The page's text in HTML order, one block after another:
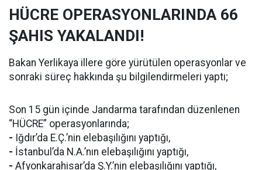
HÜCRE OPERASYONLARINDA 66
ŞAHIS YAKALANDI!
Bakan Yerlikaya illere göre yürütülen operasyonlar ve
sonraki süreç hakkında şu bilgilendirmeleri yaptı;
Son 15 gün içinde Jandarma tarafından düzenlenen
“HÜCRE” operasyonlarında;
- Iğdır’da E.Ç.’nin elebaşılığını yaptığı,
- İstanbul’da N.A.’nın elebaşılığını yaptığı,
- Afyonkarahisar’da Ş.Y.’nin elebaşılığını yaptığı,